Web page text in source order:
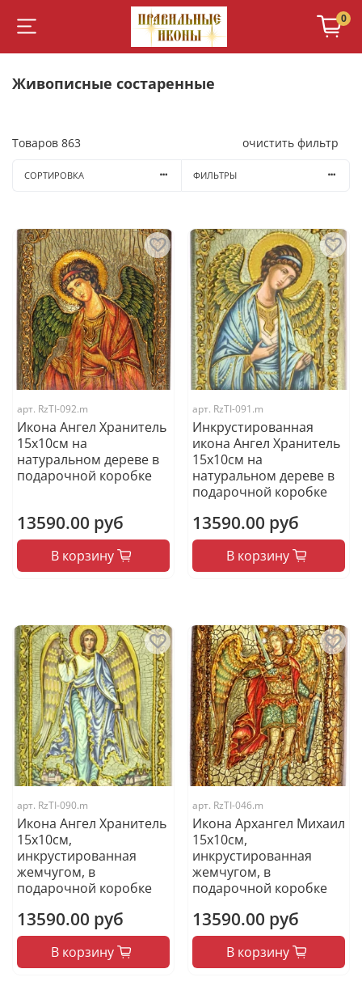
0
Живописные состаренные
Товаров 863 очистить фильтр
СОРТИРОВКА ФИЛЬТРЫ
арт. RzTI-092.m
Икона Ангел Хранитель
15х10см на
натуральном дереве в
подарочной коробке
13590.00 руб
В корзину
арт. RzTI-091.m
Инкрустированная
икона Ангел Хранитель
15х10см на
натуральном дереве в
подарочной коробке
13590.00 руб
В корзину
арт. RzTI-090.m
Икона Ангел Хранитель
15х10см,
инкрустированная
жемчугом, в
подарочной коробке
13590.00 руб
В корзину
арт. RzTI-046.m
Икона Архангел Михаил
15х10см,
инкрустированная
жемчугом, в
подарочной коробке
13590.00 руб
В корзину